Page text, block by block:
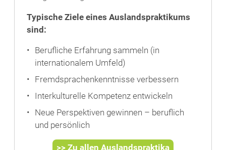
Typische Ziele eines Auslandspraktikums
sind:
Berufliche Erfahrung sammeln (in
internationalem Umfeld)
Fremdsprachenkenntnisse verbessern
Interkulturelle Kompetenz entwickeln
Neue Perspektiven gewinnen – beruflich
und persönlich
>> Zu allen Auslandspraktika